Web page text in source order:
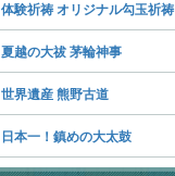
体験祈祷 オリジナル勾玉祈祷
夏越の大祓 茅輪神事
世界遺産 熊野古道
日本一！鎮めの大太鼓